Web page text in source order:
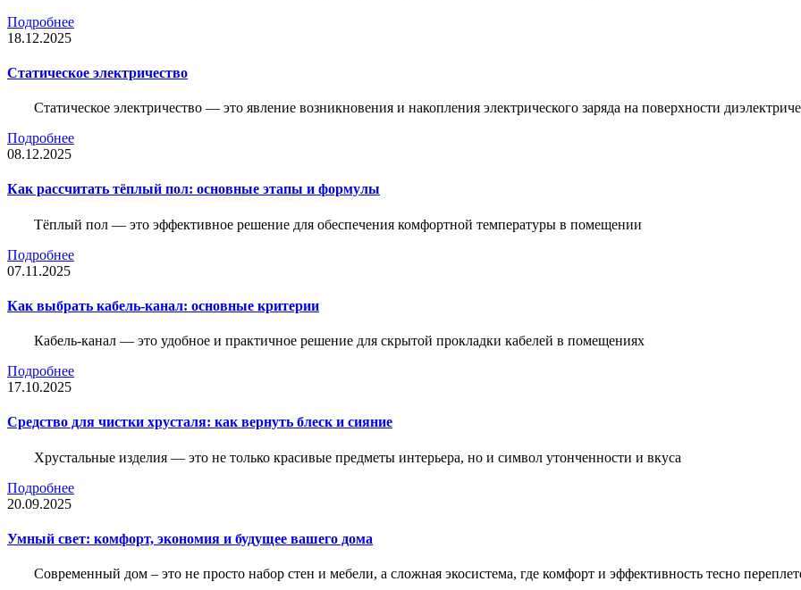
Подробнее
18.12.2025
Статическое электричество
Статическое электричество — это явление возникновения и накопления электрического заряда на поверхности
Подробнее
08.12.2025
Как рассчитать тёплый пол: основные этапы и формулы
Тёплый пол — это эффективное решение для обеспечения комфортной температуры в помещении
Подробнее
07.11.2025
Как выбрать кабель-канал: основные критерии
Кабель-канал — это удобное и практичное решение для скрытой прокладки кабелей в помещениях
Подробнее
17.10.2025
Средство для чистки хрусталя: как вернуть блеск и сияние
Хрустальные изделия — это не только красивые предметы интерьера, но и символ утонченности и вкуса
Подробнее
20.09.2025
Умный свет: комфорт, экономия и будущее вашего дома
Современный дом – это не просто набор стен и мебели, а сложная экосистема, где комфорт и эффективность тесно